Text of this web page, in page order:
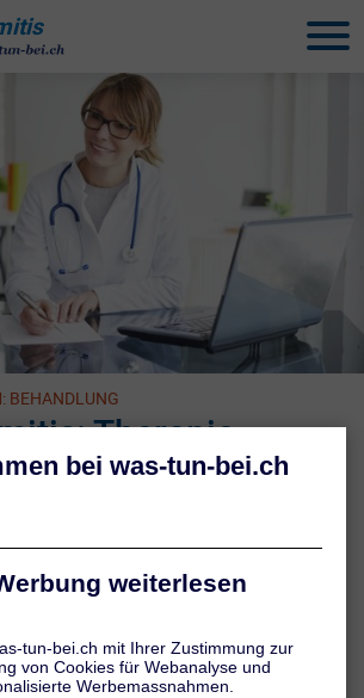
behandeln
BEHANDLUNG
Therapie
täglich erfolgen. Bei akuten Schüben ist
heilen – ist das